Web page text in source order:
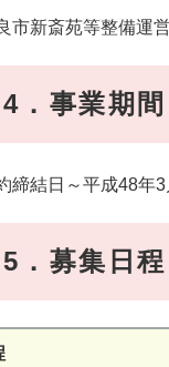
市新斎苑等整備運
4．事業期間
締結日～平成48年3
5．募集日程